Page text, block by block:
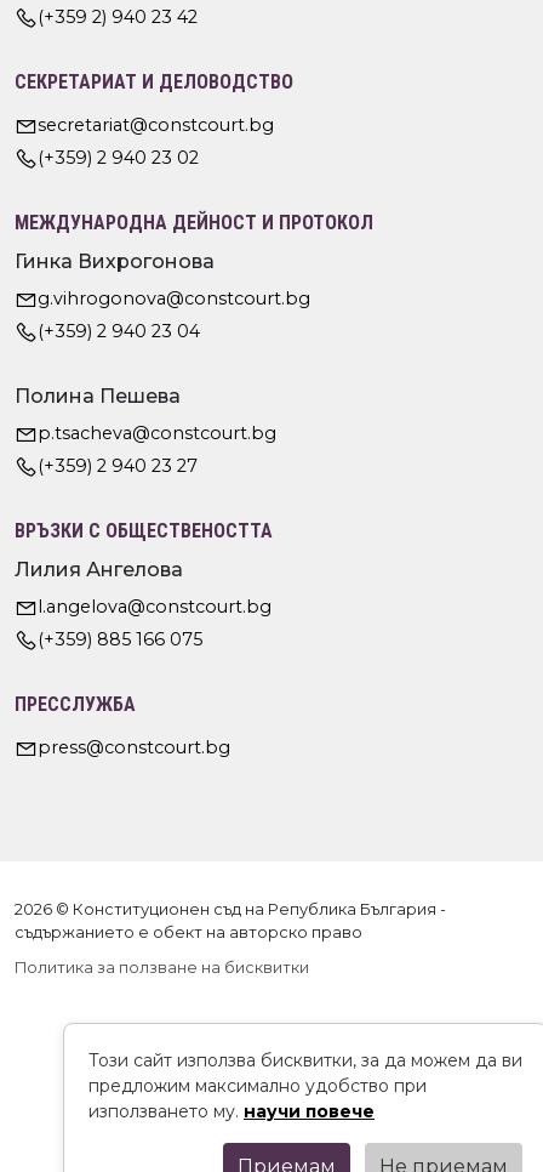
(+359 2) 940 23 42
СЕКРЕТАРИАТ И ДЕЛОВОДСТВО
secretariat@constcourt.bg
(+359) 2 940 23 02
МЕЖДУНАРОДНА ДЕЙНОСТ И ПРОТОКОЛ
Гинка Вихрогонова
g.vihrogonova@constcourt.bg
(+359) 2 940 23 04
Полина Пешева
p.tsacheva@constcourt.bg
(+359) 2 940 23 27
ВРЪЗКИ С ОБЩЕСТВЕНОСТТА
Лилия Ангелова
l.angelova@constcourt.bg
(+359) 885 166 075
ПРЕССЛУЖБА
press@constcourt.bg
2026 © Конституционен съд на Република България -
съдържанието е обект на авторско право
Политика за ползване на бисквитки
Този сайт използва бисквитки, за да можем да ви
предложим максимално удобство при
използването му. научи повече
Приемам Не приемам